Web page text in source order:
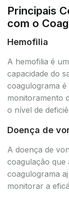
Principais
com o
Hemofilia
A hemofilia é
capacidade do
coagulograma é
monitoramento
o nível de
Doença de
A doença de
coagulação que
coagulograma
monitorar a